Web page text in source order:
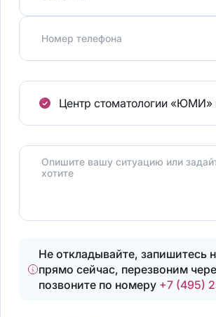
Номер телефона
Центр стоматологии
Опишите вашу ситуацию или
хотите
Не откладывайте, запишитесь
прямо сейчас, перезвоним
позвоните по номеру +7 (495)